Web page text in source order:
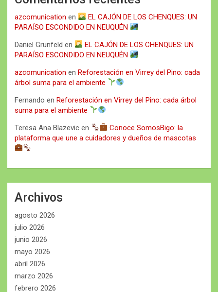
azcomunication en
EL CAJÓN DE LOS CHENQUES: UN
PARAÍSO ESCONDIDO EN NEUQUÉN
Daniel Grunfeld en
EL CAJÓN DE LOS CHENQUES: UN
PARAÍSO ESCONDIDO EN NEUQUÉN
azcomunication en Reforestación en Virrey del Pino: cada
árbol suma para el ambiente
Fernando en Reforestación en Virrey del Pino: cada árbol
suma para el ambiente
Teresa Ana Blazevic en
Conoce SomosBigo: la
plataforma que une a cuidadores y dueños de mascotas
Archivos
agosto 2026
julio 2026
junio 2026
mayo 2026
abril 2026
marzo 2026
febrero 2026